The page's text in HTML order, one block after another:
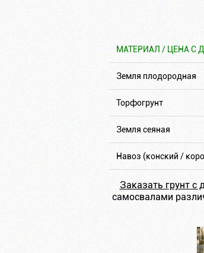
МАТЕРИАЛ / ЦЕНА С
Земля плодородная
Торфогрунт
Земля сеяная
Навоз (конский /
Заказать грунт с
самосвалами